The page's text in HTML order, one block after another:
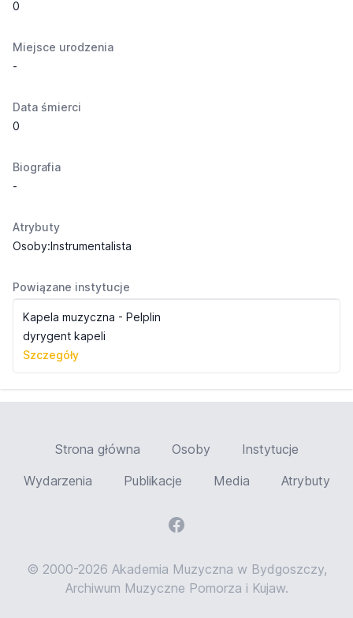
0
Miejsce urodzenia
-
Data śmierci
0
Biografia
-
Atrybuty
Osoby:Instrumentalista
Powiązane instytucje
Kapela muzyczna - Pelplin
dyrygent kapeli
Szczegóły
Strona główna Osoby
Instytucje
Wydarzenia
Publikacje Media Atrybuty
© 2000-2026 Akademia Muzyczna w Bydgoszczy,
Archiwum Muzyczne Pomorza i Kujaw.